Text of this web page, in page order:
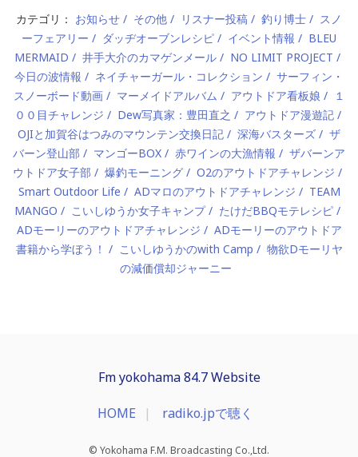
カテゴリ： お知らせ その他 リスナー投稿 釣り博士
スノ
ーフェアリー
ダッヂオーブンレシピ イベント情報
BLEU
MERMAID
井手大介のカマゲンメール
NO LIMIT PROJECT
今日の波情報
ネイチャーガール・コレクション
サーフィン・
スノーボード動画
マーメイドアルバム アウトドア看板娘
１
００目チャレンジ
Dew写真家：豊田直之
アウトドア漫遊記
OJIと加賀谷はつみのマウンテン交換日記
深海バスターズ
ザ
バーン登山部
マンゴーBOX 赤ワインの大漁情報
ザバーンア
ウトドア女子部
爆釣モーニング
O2のアウトドアチャレンジ
Smart Outdoor Life
ADマロのアウトドアチャレンジ
TEAM
MANGO
こいしゆうか女子キャンプ
たけだBBQモテレシピ
ADモーリーのアウトドアチャレンジ
ADモーリーのアウトドア
書籍から学ぼう！
こいしゆうかのwith Camp
物欲Dモーリヤ
の減価償却ジャーニー
Fm yokohama 84.7 Website
HOME radiko.jpで聴く
© Yokohama F.M. Broadcasting Co.,Ltd.